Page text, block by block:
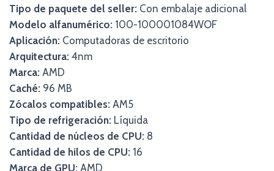
Tipo de paquete del seller: Con embalaje adicional
Modelo alfanumérico: 100-100001084WOF
Aplicación: Computadoras de escritorio
Arquitectura: 4nm
Marca: AMD
Caché: 96 MB
Zócalos compatibles: AM5
Tipo de refrigeración: Líquida
Cantidad de núcleos de CPU: 8
Cantidad de hilos de CPU: 16
Marca de GPU: AMD